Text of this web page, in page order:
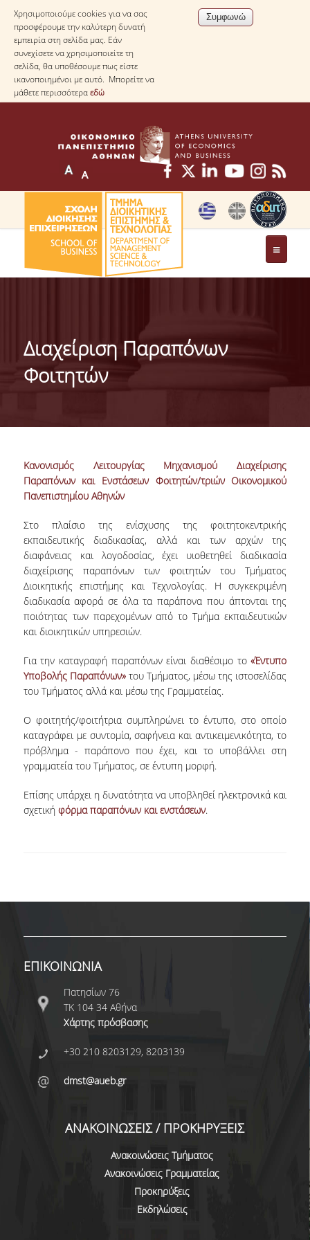
Χρησιμοποιούμε cookies για να σας
προσφέρουμε την καλύτερη δυνατή
εμπειρία στη σελίδα μας. Εάν
συνεχίσετε να χρησιμοποιείτε τη
σελίδα, θα υποθέσουμε πως είστε
ικανοποιημένοι με αυτό. Μπορείτε να
μάθετε περισσότεραεδώ
ΤΟ ΤΜΗΜΑ
ΤΑΥΤΟΤΗΤΑ ΤΟΥ ΤΜΗΜΑΤΟΣ
ΑΠΟΣΤΟΛΗ ΤΟΥ ΤΜΗΜΑΤΟΣ
TESTIMONIALS ΔΙΑΚΡΙΣΕΩΝ
ΕΠΑΓΓΕΛΜΑΤΙΚΕΣ ΠΡΟΟΠΤΙΚΕΣ
ΓΙΑ ΜΑΘΗΤΕΣ ΛΥΚΕΙΟΥ
ΠΡΟΓΡΑΜΜΑ ΥΠΟΤΡΟΦΙΩΝ
ΚΡΙΤΗΡΙΑ ΚΑΙ ΔΙΑΔΙΚΑΣΙΑ ΕΠΙΛΟΓΗΣ
ΕΡΓΑΣΤΗΡΙΑΚΗ ΥΠΟΔΟΜΗ
TESTIMONIALS
ΔΙΔΑΣΚΑΛΙΑ
ΑΝΘΡΩΠΙΝΟ ΔΥΝΑΜΙΚΟ
ΜΕΛΗ ΔΕΠ
ΜΗΤΡΩΟ ΜΕΛΩΝ ΤΜΗΜΑΤΟΣ
ΠΡΟΠΤΥΧΙΑΚΕΣ ΣΠΟΥΔΕΣ
ΜΑΘΗΜΑΤΑ ΕΛΕΥΘΕΡΗΣ ΕΠΙΛΟΓΗΣ ΑΠΟ
ΑΛΛΑ ΤΜΗΜΑΤΑ
ΒΡΑΒΕΙΑ ΕΡΓΑΣΙΩΝ
ΠΡΑΚΤΙΚΗ ΑΣΚΗΣΗ ΚΑΙ ΠΤΥΧΙΑΚΗ ΕΡΓΑΣΙΑ
Διαχείριση Παραπόνων
Φοιτητών
Κανονισμός Λειτουργίας Μηχανισμού Διαχείρισης
Παραπόνων και Ενστάσεων Φοιτητών/τριών Οικονομικού
Πανεπιστημίου Αθηνών
Στο πλαίσιο της ενίσχυσης της φοιτητοκεντρικής
εκπαιδευτικής διαδικασίας, αλλά και των αρχών της
διαφάνειας και λογοδοσίας, έχει υιοθετηθεί διαδικασία
διαχείρισης παραπόνων των φοιτητών του Τμήματος
Διοικητικής επιστήμης και Τεχνολογίας. Η συγκεκριμένη
διαδικασία αφορά σε όλα τα παράπονα που άπτονται της
ποιότητας των παρεχομένων από το Τμήμα εκπαιδευτικών
και διοικητικών υπηρεσιών.
Για την καταγραφή παραπόνων είναι διαθέσιμο το«Έντυπο
Υποβολής Παραπόνων»του Τμήματος, μέσω της ιστοσελίδας
του Τμήματος αλλά και μέσω της Γραμματείας.
Ο φοιτητής/φοιτήτρια συμπληρώνει το έντυπο, στο οποίο
καταγράφει με συντομία, σαφήνεια και αντικειμενικότητα, το
πρόβλημα - παράπονο που έχει, και το υποβάλλει στη
γραμματεία του Τμήματος, σε έντυπη μορφή.
Επίσης υπάρχει η δυνατότητα να υποβληθεί ηλεκτρονικά και
σχετική φόρμα παραπόνων και ενστάσεων.
ΕΠΙΚΟΙΝΩΝΙΑ
Πατησίων 76
ΤΚ 104 34 Αθήνα
Χάρτης πρόσβασης
+30 210 8203129, 8203139
dmst@aueb.gr
ΑΝΑΚΟΙΝΩΣΕΙΣ / ΠΡΟΚΗΡΥΞΕΙΣ
Ανακοινώσεις Τμήματος
Ανακοινώσεις Γραμματείας
Προκηρύξεις
Εκδηλώσεις